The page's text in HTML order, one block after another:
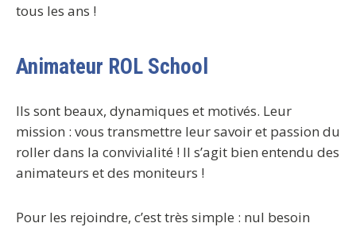
tous les ans !
Animateur ROL School
Ils sont beaux, dynamiques et motivés. Leur
mission : vous transmettre leur savoir et passion du
roller dans la convivialité ! Il s’agit bien entendu des
animateurs et des moniteurs !
Pour les rejoindre, c’est très simple : nul besoin